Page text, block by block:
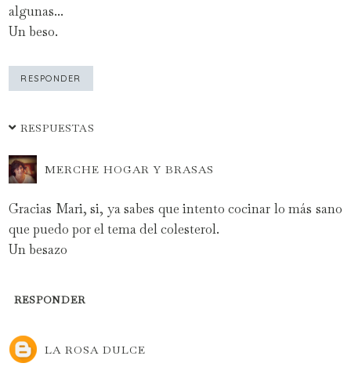
algunas...
Un beso.
RESPONDER
RESPUESTAS
MERCHE HOGAR Y BRASAS
Gracias Mari, si, ya sabes que intento cocinar lo más sano
que puedo por el tema del colesterol.
Un besazo
RESPONDER
LA ROSA DULCE